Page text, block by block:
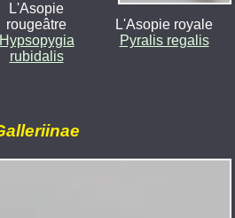
L'Asopie
rougeâtre
Hypsopygia
rubidalis
L'Asopie royale
Pyralis regalis